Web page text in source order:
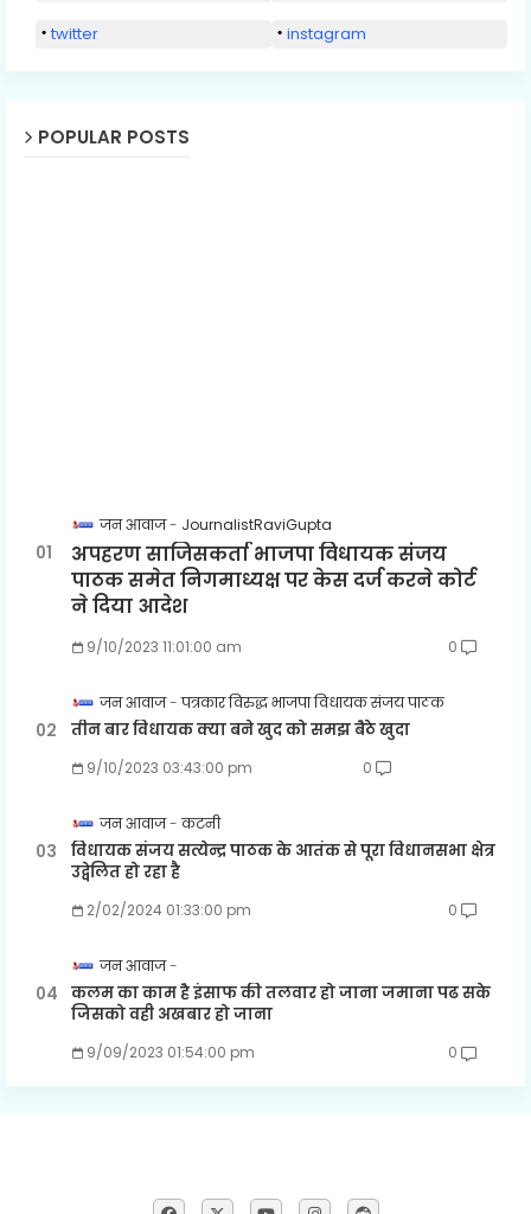
twitter instagram
POPULAR POSTS
जन आवाज JournalistRaviGupta
अपहरण साजिसकर्ता भाजपा विधायक संजय
पाठक समेत निगमाध्यक्ष पर केस दर्ज करने कोर्ट
ने दिया आदेश
9/10/2023 11:01:00 am 0
जन आवाज पत्रकार विरुद्ध भाजपा विधायक संजय पाठक
तीन बार विधायक क्या बने खुद को समझ बैठे खुदा
9/10/2023 03:43:00 pm 0
जन आवाज कटनी
विधायक संजय सत्येन्द्र पाठक के आतंक से पूरा विधानसभा क्षेत्र
उद्वेलित हो रहा है
2/02/2024 01:33:00 pm 0
जन आवाज
कलम का काम है इंसाफ की तलवार हो जाना जमाना पढ सके
जिसको वही अखबार हो जाना
9/09/2023 01:54:00 pm 0